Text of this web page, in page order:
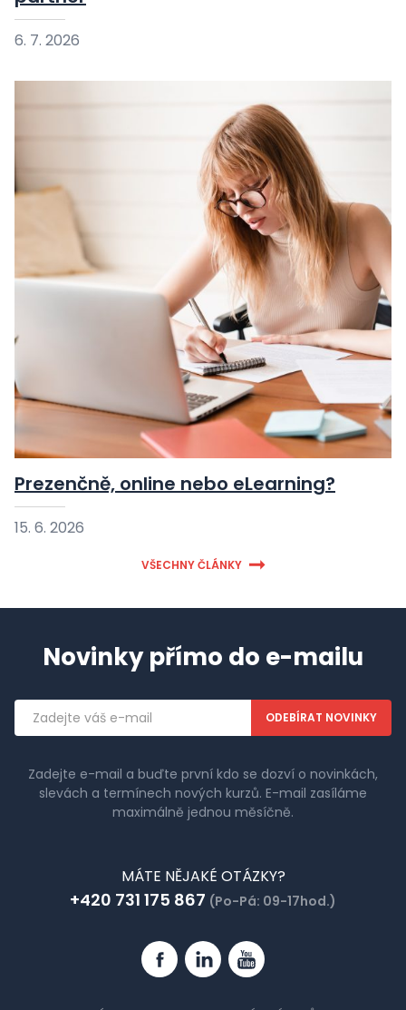
6. 7. 2026
Prezenčně, online nebo eLearning?
15. 6. 2026
VŠECHNY ČLÁNKY
Novinky přímo do e-mailu
Emailová
adresa
Zadejte e-mail a buďte první kdo se dozví o novinkách,
slevách a termínech nových kurzů. E-mail zasíláme
maximálně jednou měsíčně.
MÁTE NĚJAKÉ OTÁZKY?
+420 731 175 867 (Po-Pá: 09-17hod.)
FacebookLinkedinYouTube